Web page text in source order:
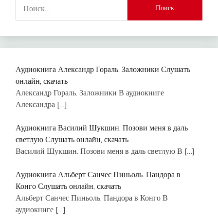
Аудиокнига Александр Гораль. Заложники Слушать
онлайн, скачать
Александр Гораль. Заложники В аудиокниге
Александра […]
Аудиокнига Василий Шукшин. Позови меня в даль
светлую Слушать онлайн, скачать
Василий Шукшин. Позови меня в даль светлую В […]
Аудиокнига Альберт Санчес Пиньоль. Пандора в
Конго Слушать онлайн, скачать
Альберт Санчес Пиньоль. Пандора в Конго В
аудиокниге […]